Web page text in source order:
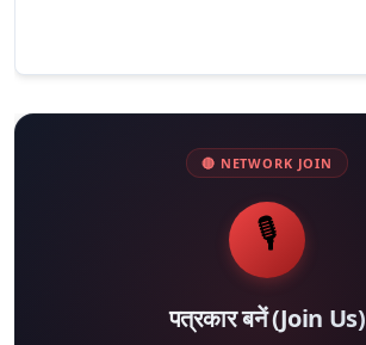
🔴 NETWORK JOIN
🎙️
पत्रकार बनें (Join Us)